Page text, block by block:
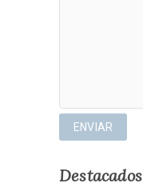
Destacados